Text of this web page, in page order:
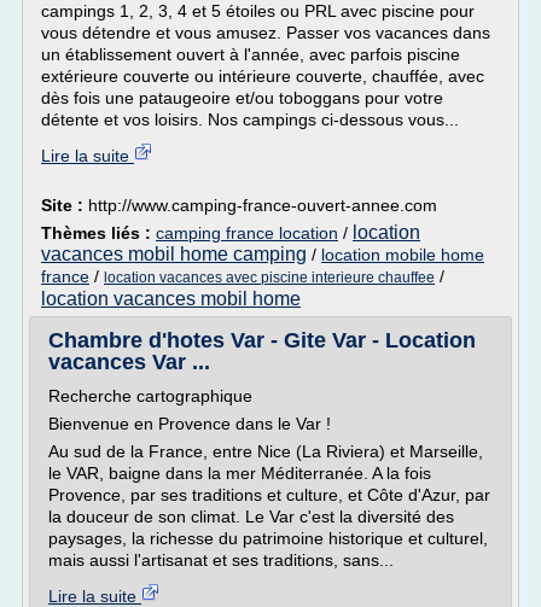
campings 1, 2, 3, 4 et 5 étoiles ou PRL avec piscine pour
vous détendre et vous amusez. Passer vos vacances dans
un établissement ouvert à l'année, avec parfois piscine
extérieure couverte ou intérieure couverte, chauffée, avec
dès fois une pataugeoire et/ou toboggans pour votre
détente et vos loisirs. Nos campings ci-dessous vous...
Lire la suite
Site : http://www.camping-france-ouvert-annee.com
Thèmes liés : camping france location / location
vacances mobil home camping / location mobile home
france / location vacances avec piscine interieure chauffee /
location vacances mobil home
Chambre d'hotes Var - Gite Var - Location
vacances Var ...
Recherche cartographique
Bienvenue en Provence dans le Var !
Au sud de la France, entre Nice (La Riviera) et Marseille,
le VAR, baigne dans la mer Méditerranée. A la fois
Provence, par ses traditions et culture, et Côte d'Azur, par
la douceur de son climat. Le Var c'est la diversité des
paysages, la richesse du patrimoine historique et culturel,
mais aussi l'artisanat et ses traditions, sans...
Lire la suite